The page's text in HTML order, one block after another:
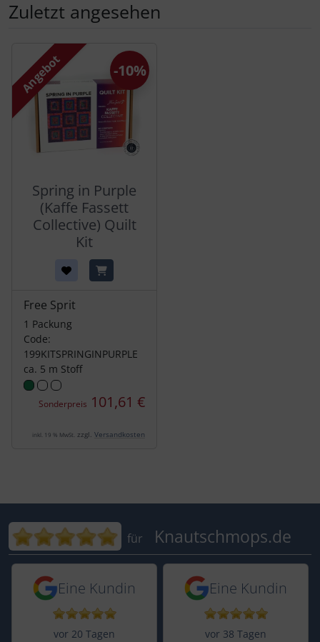
Zuletzt angesehen
Es folgt ein Produktslider - navigieren Sie mit der Tab-
Angebot
Spring in Purple
(Kaffe Fassett
Collective) Quilt
Kit
Free Sprit
1 Packung
Code:
199KITSPRINGINPURPLE
ca. 5 m Stoff
Sonderpreis 101,61 €
-10%
inkl. 19 % MwSt. zzgl. Versandkosten
Bewertungen für Knautschmops.de:
für Knautschmops.de
5 von 5 Sternen von einer Kundin vor
Eine Kundin
vor 20 Tagen
5 von 5 Sternen
Eine Kundin
vor 38 Tagen